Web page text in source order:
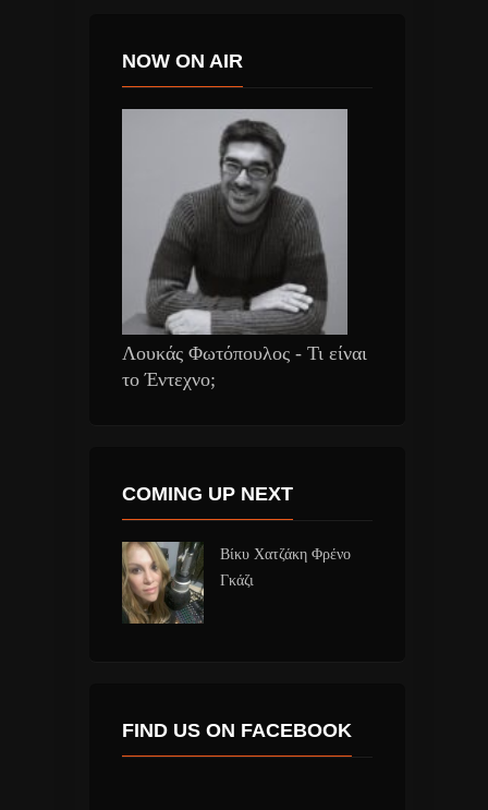
NOW ON AIR
Λουκάς Φωτόπουλος - Τι είναι
το Έντεχνο;
COMING UP NEXT
Βίκυ Χατζάκη Φρένο
Γκάζι
FIND US ON FACEBOOK